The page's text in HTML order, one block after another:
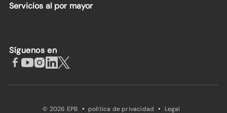
Servicios al por mayor
Síguenos en
© 2026 EPB · política de privacidad · Legal